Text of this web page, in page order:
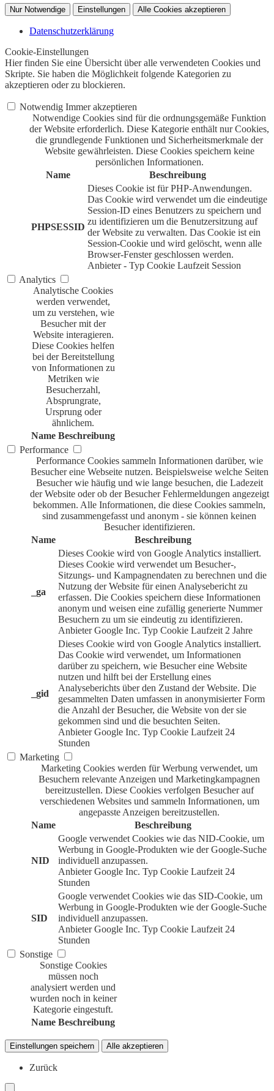
Nur Notwendige Einstellungen Alle Cookies akzeptieren
Datenschutzerklärung
Cookie-Einstellungen
Hier finden Sie eine Übersicht über alle verwendeten Cookies und
Skripte. Sie haben die Möglichkeit folgende Kategorien zu
akzeptieren oder zu blockieren.
Notwendig Immer akzeptieren
Notwendige Cookies sind für die ordnungsgemäße Funktion
der Website erforderlich. Diese Kategorie enthält nur Cookies,
die grundlegende Funktionen und Sicherheitsmerkmale der
Website gewährleisten. Diese Cookies speichern keine
persönlichen Informationen.
Name
Beschreibung
PHPSESSID
Dieses Cookie ist für PHP-Anwendungen.
Das Cookie wird verwendet um die eindeutige
Session-ID eines Benutzers zu speichern und
zu identifizieren um die Benutzersitzung auf
der Website zu verwalten. Das Cookie ist ein
Session-Cookie und wird gelöscht, wenn alle
Browser-Fenster geschlossen werden.
Anbieter - Typ Cookie Laufzeit Session
Analytics
Analytische Cookies
werden verwendet,
um zu verstehen, wie
Besucher mit der
Website interagieren.
Diese Cookies helfen
bei der Bereitstellung
von Informationen zu
Metriken wie
Besucherzahl,
Absprungrate,
Ursprung oder
ähnlichem.
Name Beschreibung
Performance
Performance Cookies sammeln Informationen darüber, wie
Besucher eine Webseite nutzen. Beispielsweise welche Seiten
Besucher wie häufig und wie lange besuchen, die Ladezeit
der Website oder ob der Besucher Fehlermeldungen angezeigt
bekommen. Alle Informationen, die diese Cookies sammeln,
sind zusammengefasst und anonym - sie können keinen
Besucher identifizieren.
Name
Beschreibung
_ga
Dieses Cookie wird von Google Analytics installiert.
Dieses Cookie wird verwendet um Besucher-,
Sitzungs- und Kampagnendaten zu berechnen und die
Nutzung der Website für einen Analysebericht zu
erfassen. Die Cookies speichern diese Informationen
anonym und weisen eine zufällig generierte Nummer
Besuchern zu um sie eindeutig zu identifizieren.
Anbieter Google Inc. Typ Cookie Laufzeit 2 Jahre
_gid
Dieses Cookie wird von Google Analytics installiert.
Das Cookie wird verwendet, um Informationen
darüber zu speichern, wie Besucher eine Website
nutzen und hilft bei der Erstellung eines
Analyseberichts über den Zustand der Website. Die
gesammelten Daten umfassen in anonymisierter Form
die Anzahl der Besucher, die Website von der sie
gekommen sind und die besuchten Seiten.
Anbieter Google Inc. Typ Cookie Laufzeit 24
Stunden
Marketing
Marketing Cookies werden für Werbung verwendet, um
Besuchern relevante Anzeigen und Marketingkampagnen
bereitzustellen. Diese Cookies verfolgen Besucher auf
verschiedenen Websites und sammeln Informationen, um
angepasste Anzeigen bereitzustellen.
Name
Beschreibung
NID
Google verwendet Cookies wie das NID-Cookie, um
Werbung in Google-Produkten wie der Google-Suche
individuell anzupassen.
Anbieter Google Inc. Typ Cookie Laufzeit 24
Stunden
SID
Google verwendet Cookies wie das SID-Cookie, um
Werbung in Google-Produkten wie der Google-Suche
individuell anzupassen.
Anbieter Google Inc. Typ Cookie Laufzeit 24
Stunden
Sonstige
Sonstige Cookies
müssen noch
analysiert werden und
wurden noch in keiner
Kategorie eingestuft.
Name Beschreibung
Einstellungen speichern Alle akzeptieren
Zurück